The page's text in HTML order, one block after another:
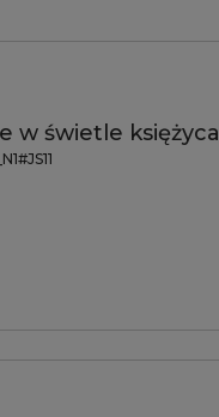
w świetle księżyca